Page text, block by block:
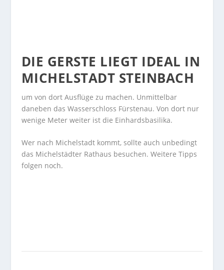
DIE GERSTE LIEGT IDEAL IN
MICHELSTADT STEINBACH
um von dort Ausflüge zu machen. Unmittelbar
daneben das Wasserschloss Fürstenau. Von dort nur
wenige Meter weiter ist die Einhardsbasilika.
Wer nach Michelstadt kommt, sollte auch unbedingt
das Michelstädter Rathaus besuchen. Weitere Tipps
folgen noch.